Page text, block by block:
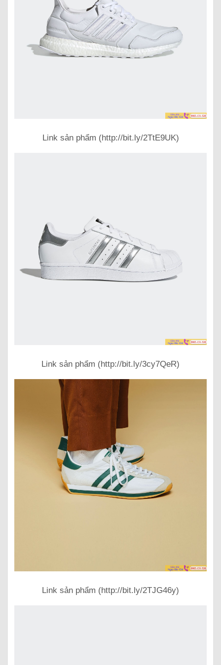
Link sản phẩm (http://bit.ly/2TtE9UK)
Link sản phẩm (http://bit.ly/3cy7QeR)
Link sản phẩm (http://bit.ly/2TJG46y)